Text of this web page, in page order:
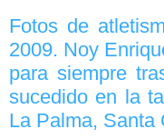
Fotos de
2009. Noy
para siempre
sucedido en la
La Palma, Santa